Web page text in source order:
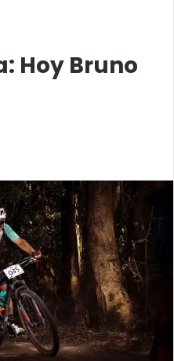
Hoy Bruno